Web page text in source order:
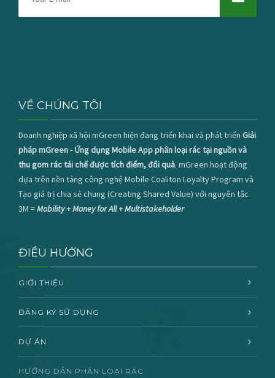
VỀ CHÚNG TÔI
Doanh nghiệp xã hội mGreen hiện đang triển khai và phát triển Giải
pháp mGreen - Ứng dụng Mobile App phân loại rác tại nguồn và
thu gom rác tái chế được tích điểm, đổi quà. mGreen hoạt động
dựa trên nền tảng công nghệ Mobile Coaliton Loyalty Program và
Tạo giá trị chia sẻ chung (Creating Shared Value) với nguyên tắc
3M =Mobility + Money for All + Multistakeholder
ĐIỀU HƯỚNG
GIỚI THIỆU
ĐĂNG KÝ SỬ DỤNG
DỰ ÁN
HƯỚNG DẪN PHÂN LOẠI RÁC